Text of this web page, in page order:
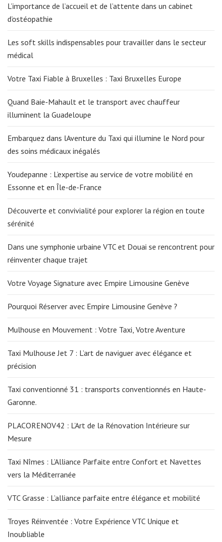
L’importance de l’accueil et de l’attente dans un cabinet
d’ostéopathie
Les soft skills indispensables pour travailler dans le secteur
médical
Votre Taxi Fiable à Bruxelles : Taxi Bruxelles Europe
Quand Baie-Mahault et le transport avec chauffeur
illuminent la Guadeloupe
Embarquez dans lAventure du Taxi qui illumine le Nord pour
des soins médicaux inégalés
Youdepanne : L’expertise au service de votre mobilité en
Essonne et en Île-de-France
Découverte et convivialité pour explorer la région en toute
sérénité
Dans une symphonie urbaine VTC et Douai se rencontrent pour
réinventer chaque trajet
Votre Voyage Signature avec Empire Limousine Genève
Pourquoi Réserver avec Empire Limousine Genève ?
Mulhouse en Mouvement : Votre Taxi, Votre Aventure
Taxi Mulhouse Jet 7 : L’art de naviguer avec élégance et
précision
Taxi conventionné 31 : transports conventionnés en Haute-
Garonne.
PLACORENOV42 : L’Art de la Rénovation Intérieure sur
Mesure
Taxi Nîmes : L’Alliance Parfaite entre Confort et Navettes
vers la Méditerranée
VTC Grasse : L’alliance parfaite entre élégance et mobilité
Troyes Réinventée : Votre Expérience VTC Unique et
Inoubliable